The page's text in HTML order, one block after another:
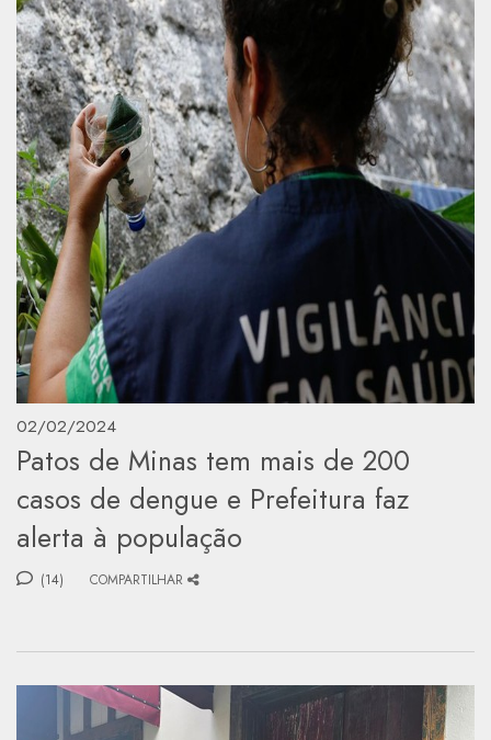
02/02/2024
Patos de Minas tem mais de 200
casos de dengue e Prefeitura faz
alerta à população
(14) COMPARTILHAR